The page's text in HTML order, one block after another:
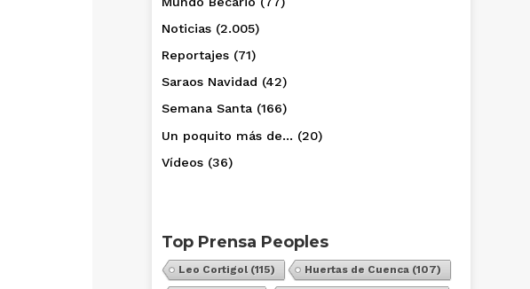
Noticias (2.005)
Reportajes (71)
Saraos Navidad (42)
Semana Santa (166)
Un poquito más de… (20)
Vídeos (36)
Top Prensa Peoples
Leo Cortigol (115) Huertas de Cuenca (107)